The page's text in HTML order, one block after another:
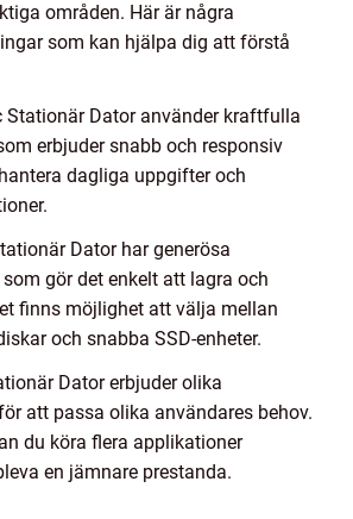
områden. Här är några
som kan hjälpa dig att förstå
Stationär Dator använder kraftfulla
erbjuder snabb och responsiv
dagliga uppgifter och
Dator har generösa
gör det enkelt att lagra och
finns möjlighet att välja mellan
och snabba SSD-enheter.
Dator erbjuder olika
att passa olika användares behov.
du köra flera applikationer
en jämnare prestanda.